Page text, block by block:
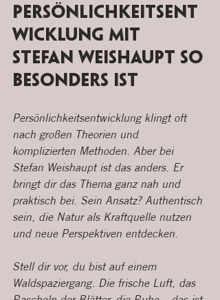
Persönlichkeitsent
wicklung mit
Stefan Weishaupt so
besonders ist
Persönlichkeitsentwicklung klingt oft
nach großen Theorien und
komplizierten Methoden. Aber bei
Stefan Weishaupt ist das anders. Er
bringt dir das Thema ganz nah und
praktisch bei. Sein Ansatz? Authentisch
sein, die Natur als Kraftquelle nutzen
und neue Perspektiven entdecken.
Stell dir vor, du bist auf einem
Waldspaziergang. Die frische Luft, das